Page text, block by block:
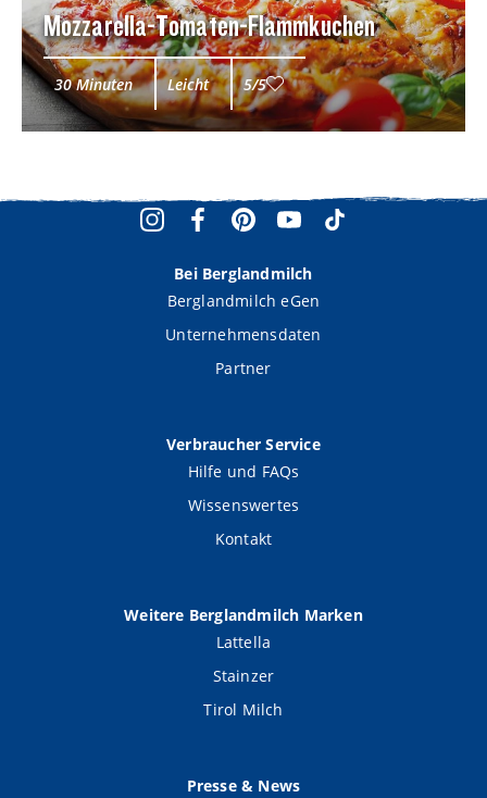
Mozzarella-Tomaten-Flammkuchen
30 Minuten Leicht 5/5
Bei Berglandmilch
Berglandmilch eGen
Unternehmensdaten
Partner
Verbraucher Service
Hilfe und FAQs
Wissenswertes
Kontakt
Weitere Berglandmilch Marken
Lattella
Stainzer
Tirol Milch
Presse & News